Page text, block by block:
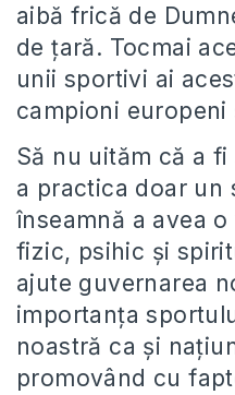
aibă frică de
de țară. Tocmai
unii sportivi ai
campioni europeni
Să nu uităm că a
a practica doar un
înseamnă a avea
fizic, psihic și
ajute guvernarea
importanța
noastră ca și
promovând cu